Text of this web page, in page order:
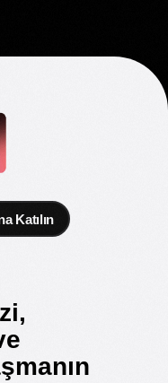
Katılın